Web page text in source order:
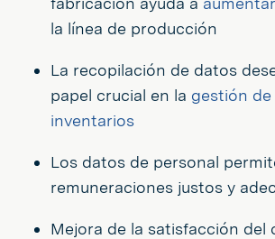
la línea de producción
La recopilación de datos
papel crucial en la gestión de
inventarios
Los datos de personal
remuneraciones justos y
Mejora de la satisfacción del